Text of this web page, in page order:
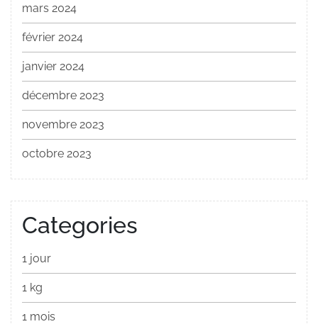
mars 2024
février 2024
janvier 2024
décembre 2023
novembre 2023
octobre 2023
Categories
1 jour
1 kg
1 mois